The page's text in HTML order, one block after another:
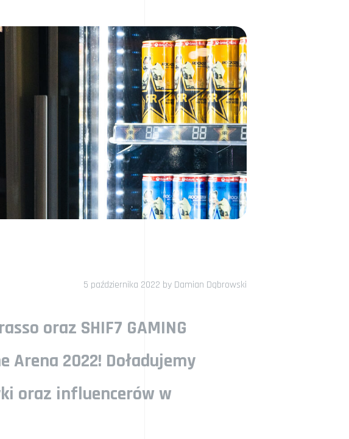
5 października 2022 by Damian Dąbrowski
oraz SHIF7 GAMING
Arena 2022! Doładujemy
oraz influencerów w